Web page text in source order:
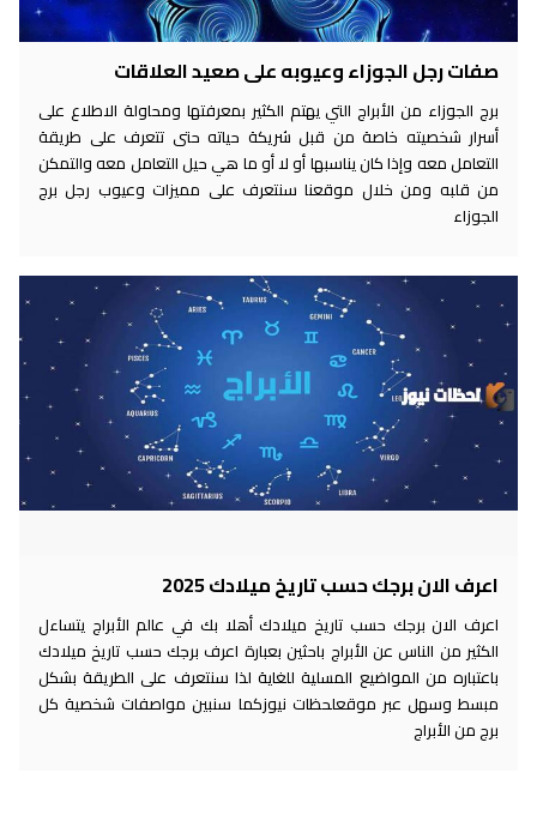
صفات رجل الجوزاء وعيوبه على صعيد العلاقات
برج الجوزاء من الأبراج التي يهتم الكثير بمعرفتها ومحاولة الاطلاع على
أسرار شخصيته خاصة من قبل شريكة حياته حتى تتعرف على طريقة
التعامل معه وإذا كان يناسبها أو لا أو ما هي حيل التعامل معه والتمكن
من قلبه ومن خلال موقعنا سنتعرف على مميزات وعيوب رجل برج
الجوزاء
اعرف الان برجك حسب تاريخ ميلادك 2025
اعرف الان برجك حسب تاريخ ميلادك أهلا بك في عالم الأبراج يتساءل
الكثير من الناس عن الأبراج باحثين بعبارة اعرف برجك حسب تاريخ ميلادك
باعتباره من المواضيع المسلية للغاية لذا سنتعرف على الطريقة بشكل
مبسط وسهل عبر موقعلحظات نيوزكما سنبين مواصفات شخصية كل
برج من الأبراج